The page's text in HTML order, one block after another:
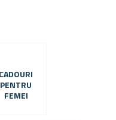
CADOURI
PENTRU
FEMEI